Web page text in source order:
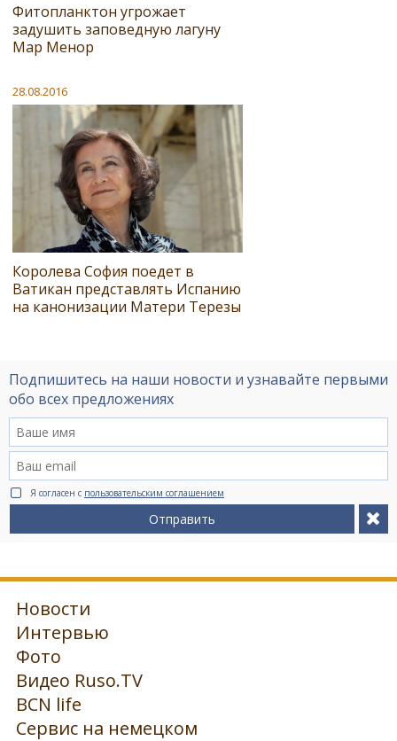
Фитопланктон угрожает
задушить заповедную лагуну
Мар Менор
28.08.2016
Королева София поедет в
Ватикан представлять Испанию
на канонизации Матери Терезы
Подпишитесь на наши новости и узнавайте первыми
обо всех предложениях
Я согласен с пользовательским соглашением
Отправить
Новости
Интервью
Фото
Видео Ruso.TV
BCN life
Сервис на немецком